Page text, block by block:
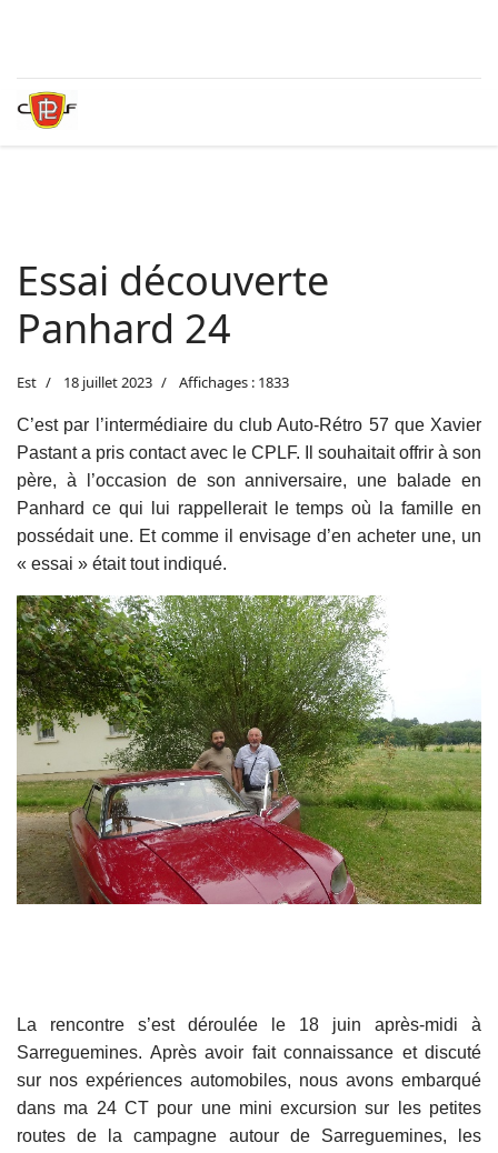
Essai découverte
Panhard 24
Est 18 juillet 2023 Affichages : 1833
C’est par l’intermédiaire du club Auto-Rétro 57 que Xavier
Pastant a pris contact avec le CPLF. Il souhaitait offrir à son
père, à l’occasion de son anniversaire, une balade en
Panhard ce qui lui rappellerait le temps où la famille en
possédait une. Et comme il envisage d’en acheter une, un
« essai » était tout indiqué.
La rencontre s’est déroulée le 18 juin après-midi à
Sarreguemines. Après avoir fait connaissance et discuté
sur nos expériences automobiles, nous avons embarqué
dans ma 24 CT pour une mini excursion sur les petites
routes de la campagne autour de Sarreguemines, les